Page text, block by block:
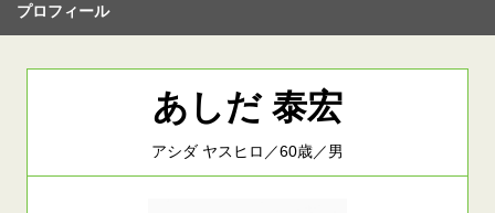
プロフィール
あしだ 泰宏
アシダ ヤスヒロ／60歳／男